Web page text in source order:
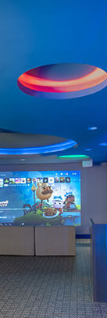
i odkryte baseny
lub
przez sosny
kreatywnymi
różne gry
strefa
dzieci
klocki i
gier i szerokim